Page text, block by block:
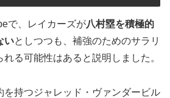
で、レイカーズが八村塁を積極的
いとしつつも、補強のためのサラリ
る可能性はあると説明しました。
を持つジャレッド・ヴァンダービル